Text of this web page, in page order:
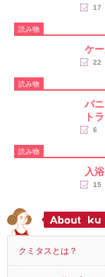
17
22
読み物
バ
ト
読み物
入